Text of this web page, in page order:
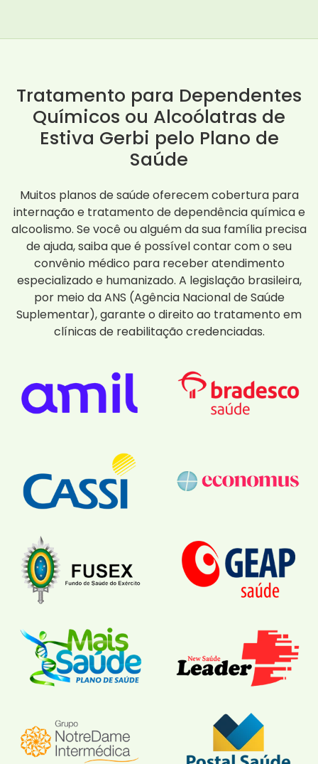
Tratamento para Dependentes
Químicos ou Alcoólatras de
Estiva Gerbi pelo Plano de
Saúde
Muitos planos de saúde oferecem cobertura para
internação e tratamento de dependência química e
alcoolismo. Se você ou alguém da sua família precisa
de ajuda, saiba que é possível contar com o seu
convênio médico para receber atendimento
especializado e humanizado. A legislação brasileira,
por meio da ANS (Agência Nacional de Saúde
Suplementar), garante o direito ao tratamento em
clínicas de reabilitação credenciadas.